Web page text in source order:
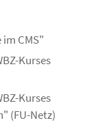
CMS"
Kurses
Kurses
(FU-Netz)